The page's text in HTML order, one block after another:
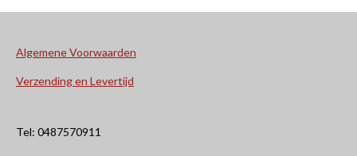
Algemene Voorwaarden
Verzending en Levertijd
Tel: 0487570911